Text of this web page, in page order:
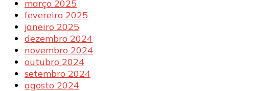
março 2025
fevereiro 2025
janeiro 2025
dezembro 2024
novembro 2024
outubro 2024
setembro 2024
agosto 2024